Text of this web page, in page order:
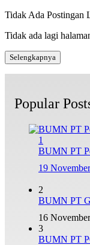
Tidak Ada Postingan
Tidak ada lagi
Selengkapnya
Popular
1
BUMN PT
19
2
BUMN PT
16
3
BUMN PT